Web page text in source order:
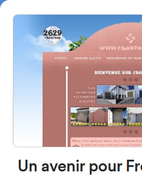
BUSCAR UN
AÑADIR UN
4784
frontones